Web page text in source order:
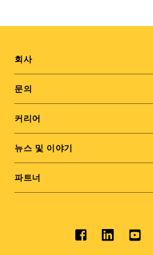
Footer
menu
회사
문의
커리어
뉴스 및 이야기
파트너
Social